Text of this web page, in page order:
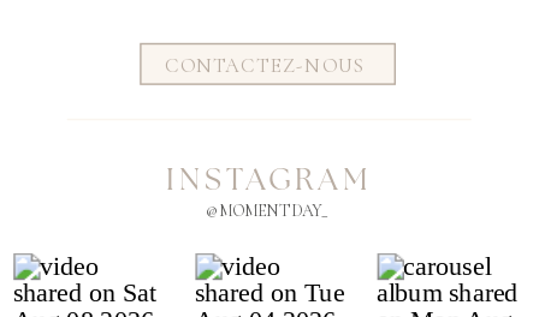
CONTACTEZ-NOUS
@MOMENTDAY_
INSTAGRAM